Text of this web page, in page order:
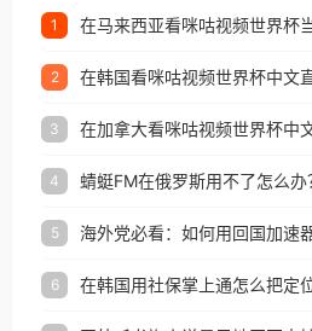
1
2
3
4
5
6 在韩国用社保掌上通怎么把定